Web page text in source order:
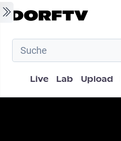
Skip to main content
Hauptnavigation
Live Lab Upload